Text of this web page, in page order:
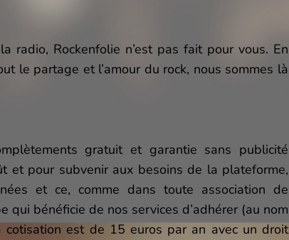
radio, Rockenfolie n’est pas fait pour vous. En
le partage et l’amour du rock, nous sommes là
gratuit et garantie sans publicité
et pour subvenir aux besoins de la plateforme,
et ce, comme dans toute association de
qui bénéficie de nos services d’adhérer (au nom
cotisation est de 15 euros par an avec un droit